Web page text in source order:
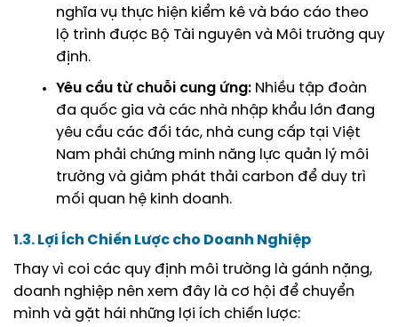
nghĩa vụ thực hiện kiểm kê và báo cáo theo
lộ trình được Bộ Tài nguyên và Môi trường quy
định.
Yêu cầu từ chuỗi cung ứng: Nhiều tập đoàn
đa quốc gia và các nhà nhập khẩu lớn đang
yêu cầu các đối tác, nhà cung cấp tại Việt
Nam phải chứng minh năng lực quản lý môi
trường và giảm phát thải carbon để duy trì
mối quan hệ kinh doanh.
1.3. Lợi Ích Chiến Lược cho Doanh Nghiệp
Thay vì coi các quy định môi trường là gánh nặng,
doanh nghiệp nên xem đây là cơ hội để chuyển
mình và gặt hái những lợi ích chiến lược: